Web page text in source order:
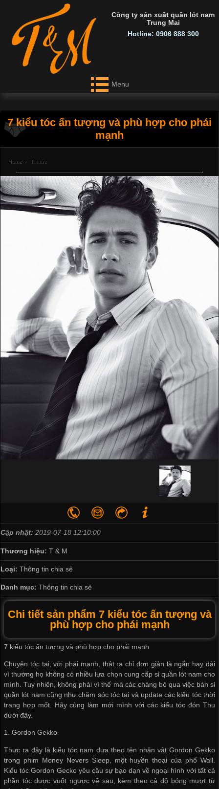
Công ty sản xuất quần lót nam
Trung Mai
Hotline: 0906 888 300
Menu
7 kiểu tóc ấn tượng và phù hợp cho phái
mạnh
Home › Tin tức
Cập nhật: 2019-07-18 12:10:00
Thương hiệu: T & M
Loại: Thông tin chia sẻ
Danh mục: Thông tin chia sẻ
Chi tiết sản phẩm 7 kiểu tóc ấn tượng và
phù hợp cho phái mạnh
7 kiểu tóc ấn tượng và phù hợp cho phái mạnh
Chuyện tóc tai, với phái mạnh, thật ra chỉ đơn giản là ngắn hay dài
vì thường họ không có nhiều lựa chọn cung cấp sỉ quần lót nam cho
mình. Tuy nhiên, không phải vì thế mà các chàng bỏ qua việc bán sỉ
quần lót nam cũng như chăm sóc tóc tai và update các kiểu tóc thời
trang hợp mốt. Hãy cùng làm mới mình với các kiểu tóc đón Thu
dưới đây.
1. Gordon Gekko
Thực ra đây là kiểu tóc nam dựa theo tên nhân vật Gordon Gekko
trong phim Money Nevers Sleep, một huyền thoại của phố Wall.
Kiểu tóc Gordon Gecko yêu cầu sự bạo dạn về ngoại hình với tất cả
phần tóc được vuốt ngược về sau, kèm theo cả độ bóng mượt từ